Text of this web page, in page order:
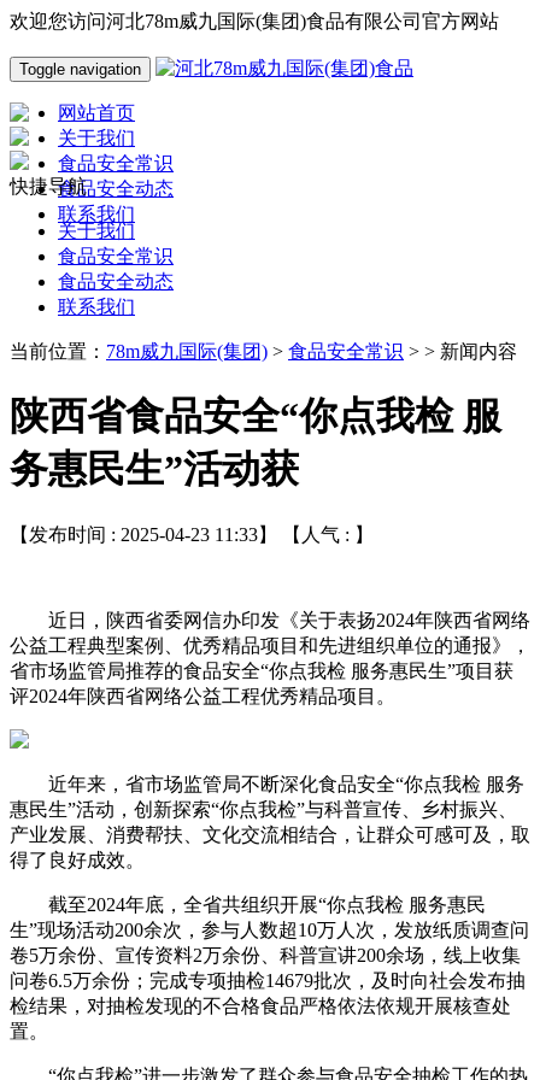
欢迎您访问河北78m威九国际(集团)食品有限公司官方网站
Toggle navigation
网站首页
关于我们
食品安全常识
食品安全动态
联系我们
快捷导航
关于我们
食品安全常识
食品安全动态
联系我们
当前位置： 78m威九国际(集团) > 食品安全常识 > > 新闻内容
陕西省食品安全“你点我检 服
务惠民生”活动获
【发布时间 : 2025-04-23 11:33】 【人气 : 】
近日，陕西省委网信办印发《关于表扬2024年陕西省网络
公益工程典型案例、优秀精品项目和先进组织单位的通报》，
省市场监管局推荐的食品安全“你点我检 服务惠民生”项目获
评2024年陕西省网络公益工程优秀精品项目。
近年来，省市场监管局不断深化食品安全“你点我检 服务
惠民生”活动，创新探索“你点我检”与科普宣传、乡村振兴、
产业发展、消费帮扶、文化交流相结合，让群众可感可及，取
得了良好成效。
截至2024年底，全省共组织开展“你点我检 服务惠民
生”现场活动200余次，参与人数超10万人次，发放纸质调查问
卷5万余份、宣传资料2万余份、科普宣讲200余场，线上收集
问卷6.5万余份；完成专项抽检14679批次，及时向社会发布抽
检结果，对抽检发现的不合格食品严格依法依规开展核查处
置。
“你点我检”进一步激发了群众参与食品安全抽检工作的热